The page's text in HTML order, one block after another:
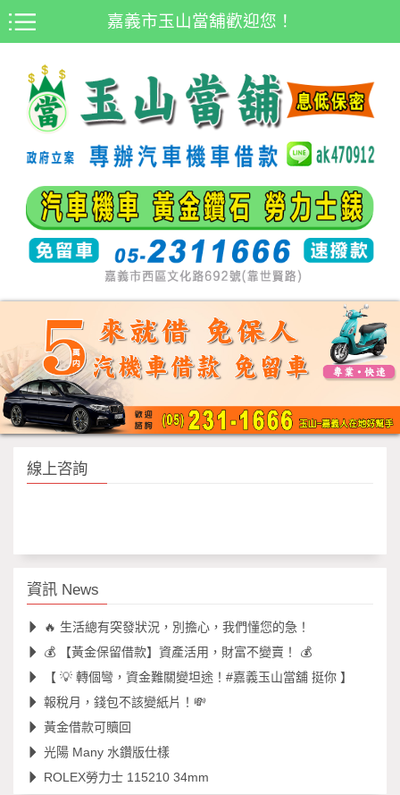
嘉義市玉山當舖歡迎您！
線上咨詢
資訊 News
🔥 生活總有突發狀況，別擔心，我們懂您的急！
💰 【黃金保留借款】資產活用，財富不變賣！ 💰
【 💡 轉個彎，資金難關變坦途！#嘉義玉山當舖 挺你 】
報稅月，錢包不該變紙片！💸
黃金借款可贖回
光陽 Many 水鑽版仕樣
ROLEX勞力士 115210 34mm